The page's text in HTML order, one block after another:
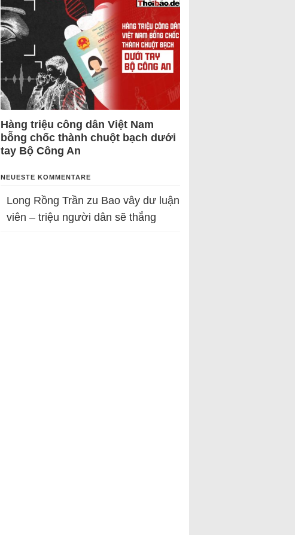
Hàng triệu công dân Việt Nam
bỗng chốc thành chuột bạch dưới
tay Bộ Công An
NEUESTE KOMMENTARE
Long Rồng Trần zu Bao vây dư luận
viên – triệu người dân sẽ thắng